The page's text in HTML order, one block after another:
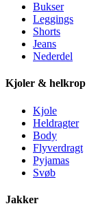
Bukser
Leggings
Shorts
Jeans
Nederdel
Kjoler & helkrop
Kjole
Heldragter
Body
Flyverdragt
Pyjamas
Svøb
Jakker